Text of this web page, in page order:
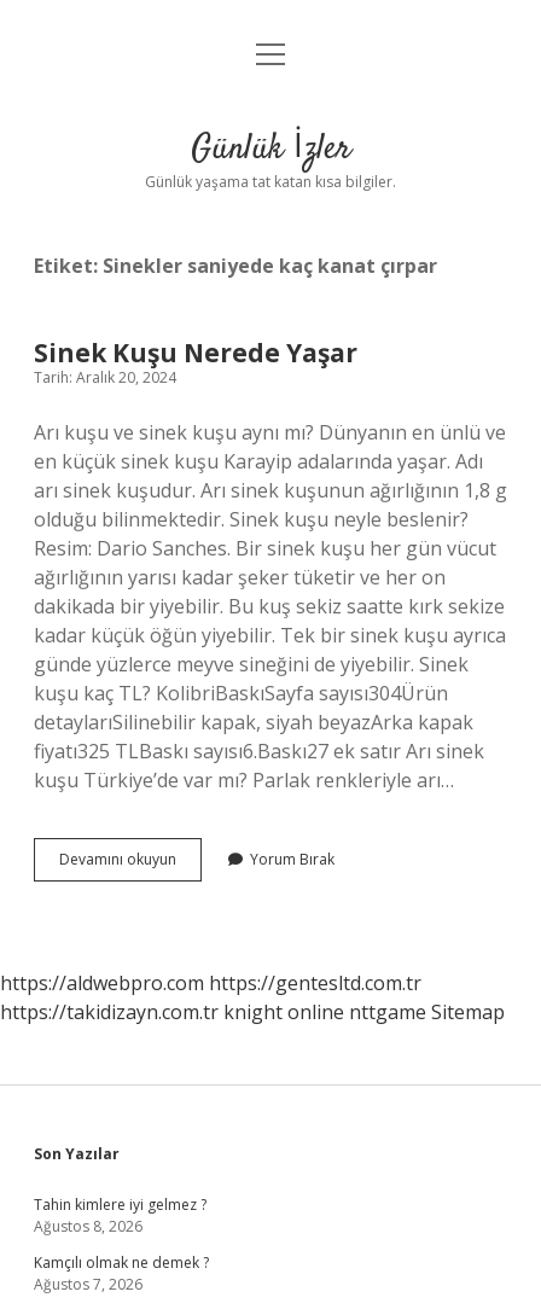
Anasayfa
Yasal Uyarı
menüyü
Günlük İzler
Günlük yaşama tat katan kısa bilgiler.
Etiket: Sinekler saniyede kaç kanat çırpar
Sinek Kuşu Nerede Yaşar
Tarih: Aralık 20, 2024
Arı kuşu ve sinek kuşu aynı mı? Dünyanın en ünlü ve
en küçük sinek kuşu Karayip adalarında yaşar. Adı
arı sinek kuşudur. Arı sinek kuşunun ağırlığının 1,8 g
olduğu bilinmektedir. Sinek kuşu neyle beslenir?
Resim: Dario Sanches. Bir sinek kuşu her gün vücut
ağırlığının yarısı kadar şeker tüketir ve her on
dakikada bir yiyebilir. Bu kuş sekiz saatte kırk sekize
kadar küçük öğün yiyebilir. Tek bir sinek kuşu ayrıca
günde yüzlerce meyve sineğini de yiyebilir. Sinek
kuşu kaç TL? KolibriBaskıSayfa sayısı304Ürün
detaylarıSilinebilir kapak, siyah beyazArka kapak
fiyatı325 TLBaskı sayısı6.Baskı27 ek satır Arı sinek
kuşu Türkiye’de var mı? Parlak renkleriyle arı…
Devamını okuyun
Kuşu
Yorum Bırak
https://aldwebpro.com https://gentesltd.com.tr
https://takidizayn.com.tr knight online nttgame Sitemap
Sidebar
Son Yazılar
Tahin kimlere iyi gelmez ?
Ağustos 8, 2026
Kamçılı olmak ne demek ?
Ağustos 7, 2026